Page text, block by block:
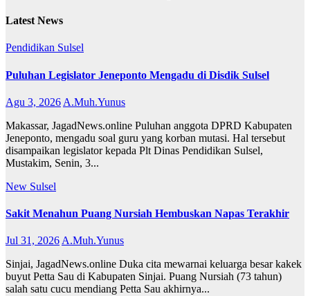
Latest News
Pendidikan Sulsel
Puluhan Legislator Jeneponto Mengadu di Disdik Sulsel
Agu 3, 2026 A.Muh.Yunus
Makassar, JagadNews.online Puluhan anggota DPRD Kabupaten
Jeneponto, mengadu soal guru yang korban mutasi. Hal tersebut
disampaikan legislator kepada Plt Dinas Pendidikan Sulsel,
Mustakim, Senin, 3...
New Sulsel
Sakit Menahun Puang Nursiah Hembuskan Napas Terakhir
Jul 31, 2026A.Muh.Yunus
Sinjai, JagadNews.online Duka cita mewarnai keluarga besar kakek
buyut Petta Sau di Kabupaten Sinjai. Puang Nursiah (73 tahun)
salah satu cucu mendiang Petta Sau akhirnya...